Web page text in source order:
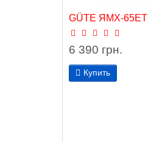
GÜTE ЯМХ-65EТ
6 390 грн.
Купить